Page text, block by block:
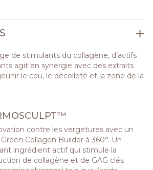
de stimulants du collagène, d’actifs
agit en synergie avec des extraits
le cou, le décolleté et la zone de la
contre les vergetures avec un
Collagen Builder à 360°. Un
ingrédient actif qui stimule la
de collagène et de GAG clés